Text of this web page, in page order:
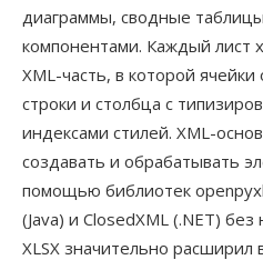
диаграммы, сводные
компонентами. Каждый лист
XML-часть, в которой
строки и столбца с
индексами стилей. XML-
создавать и обрабатывать
помощью библиотек
(Java) и ClosedXML (.NET)
XLSX значительно расширил